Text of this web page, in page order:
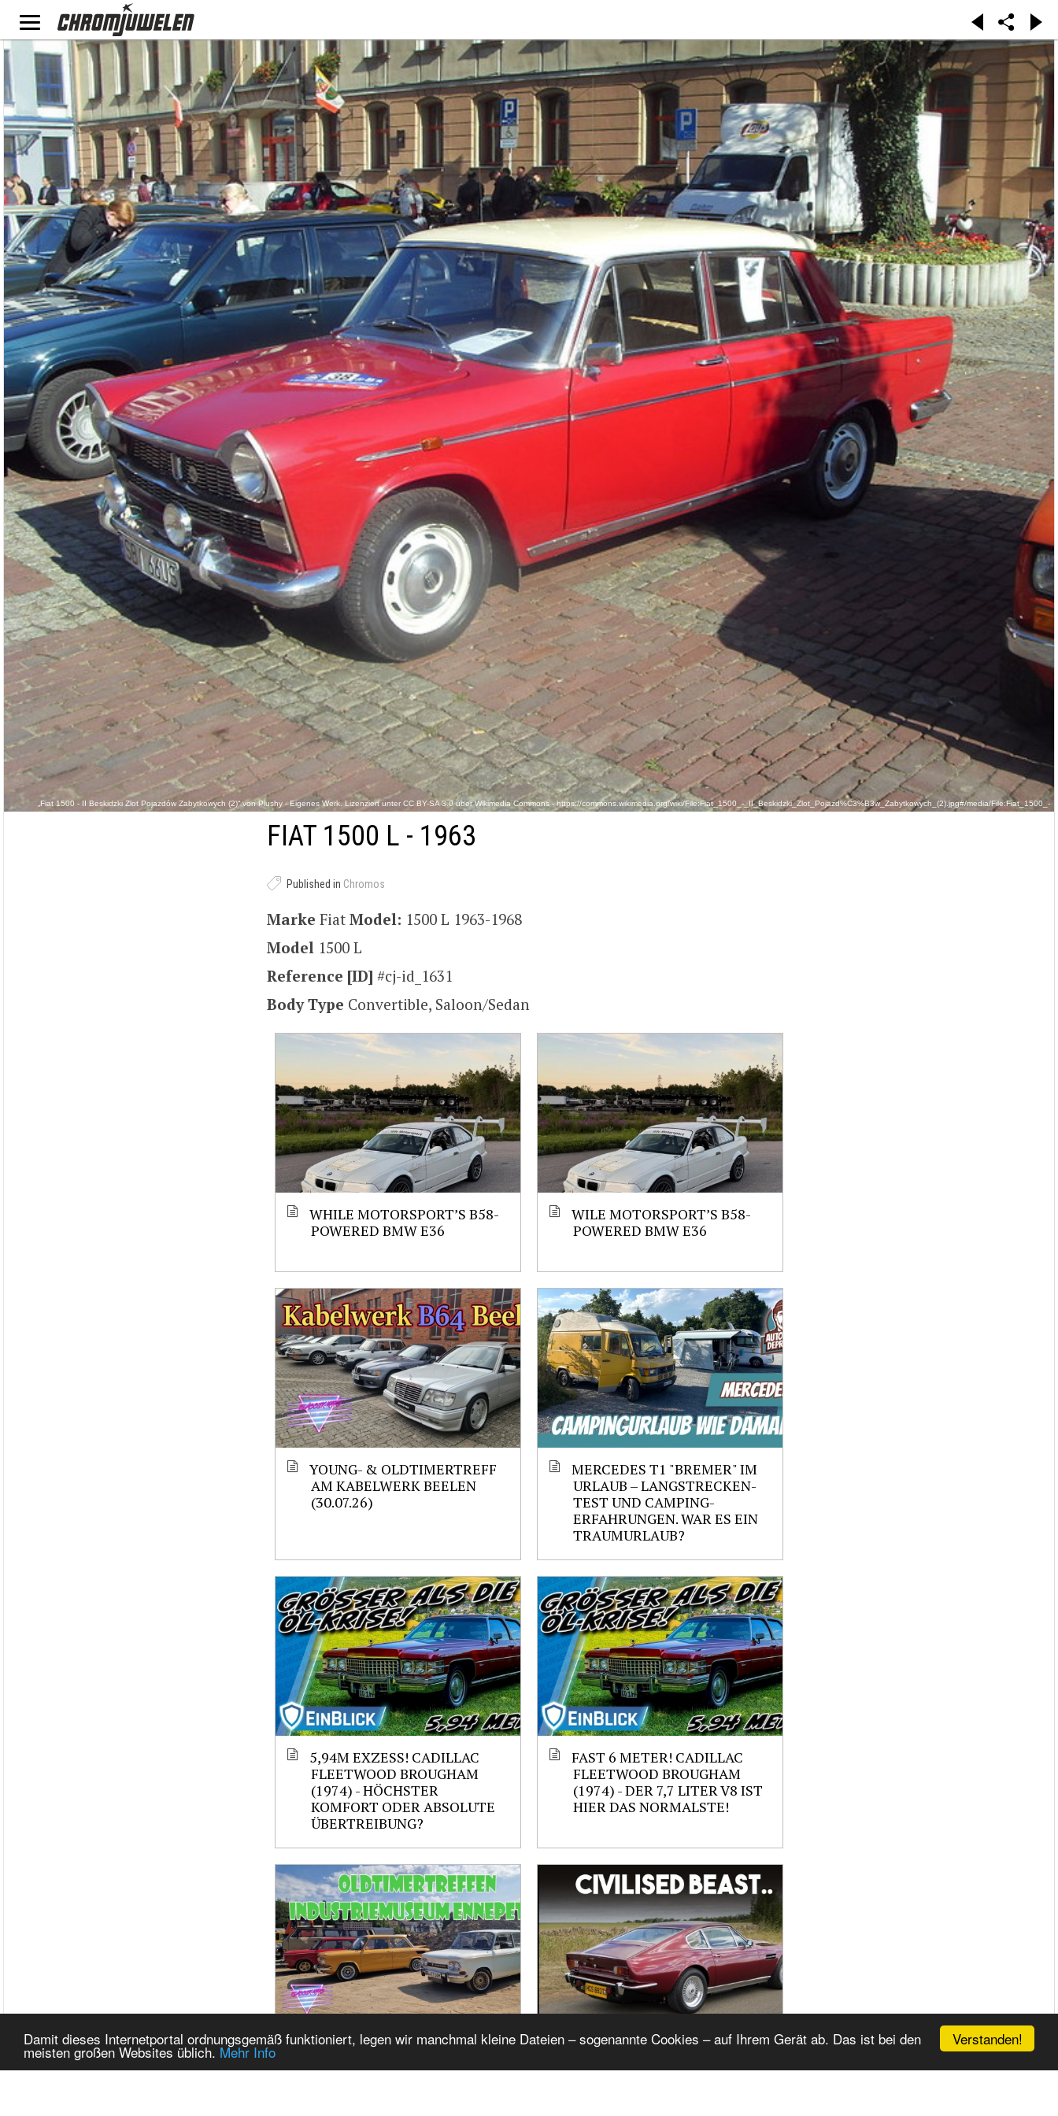
Verstanden!
Damit dieses Internetportal ordnungsgemäß funktioniert, legen wir manchmal kleine Dateien – sogenannte Cookies – auf Ihrem Gerät ab. Das ist bei den
meisten großen Websites üblich. Mehr Info
„Fiat 1500 - II Beskidzki Zlot Pojazdów Zabytkowych (2)“ von Plushy - Eigenes Werk. Lizenziert unter CC BY-SA 3.0 über Wikimedia Commons - https://commons.wikimedia.org/wiki/File:Fiat_1500_-_II_Beskidzki_Zlot_Pojazd%C3%B3w_Zabytkowych_(2).jpg#/media/File:Fiat_1500_-
_II_Beskidzki_Zlot_Pojazd%C3%B3w_Zabytkowych_(2).jpg
FIAT 1500 L - 1963
Published in Chromos
Marke Fiat Model: 1500 L 1963-1968
Model 1500 L
Reference [ID] #cj-id_1631
Body Type Convertible, Saloon/Sedan
WHILE MOTORSPORT’S B58-
POWERED BMW E36
WILE MOTORSPORT’S B58-
POWERED BMW E36
YOUNG- & OLDTIMERTREFF
AM KABELWERK BEELEN
(30.07.26)
MERCEDES T1 "BREMER" IM
URLAUB – LANGSTRECKEN-
TEST UND CAMPING-
ERFAHRUNGEN. WAR ES EIN
TRAUMURLAUB?
5,94M EXZESS! CADILLAC
FLEETWOOD BROUGHAM
(1974) - HÖCHSTER
KOMFORT ODER ABSOLUTE
ÜBERTREIBUNG?
FAST 6 METER! CADILLAC
FLEETWOOD BROUGHAM
(1974) - DER 7,7 LITER V8 IST
HIER DAS NORMALSTE!
OLDTIMERTREFFEN AM
THE MOST LUXURIOUS CAR